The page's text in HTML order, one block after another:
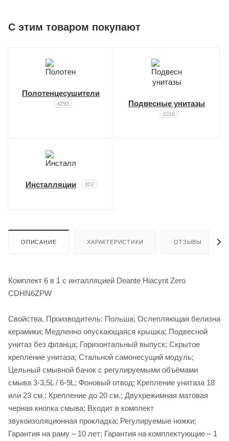
C этим товаром покупают
Полотенцесушители
4292 Подвесные унитазы
1016
Инсталляции 802
ОПИСАНИЕ ХАРАКТЕРИСТИКИ ОТЗЫВЫ
Комплект 6 в 1 с инталляцией Deante Hiacynt Zero
CDHN6ZPW
Свойства. Производитель: Польша; Ослепляющая белизна
керамики; Медленно опускающаяся крышка; Подвесной
унитаз без фланца; Горизонтальный выпуск; Скрытое
крепление унитаза; Стальной самонесущий модуль;
Цельный смывной бачок с регулируемыми объёмами
смыва 3-3,5L / 6-9L; Фоновый отвод; Крепление унитаза 18
или 23 см.; Крепление до 20 см.; Двухрежимная матовая
черная кнопка смыва; Входит в комплект
звукоизоляционная прокладка; Регулируемые ножки;
Гарантия на раму – 10 лет; Гарантия на комплектующие – 1